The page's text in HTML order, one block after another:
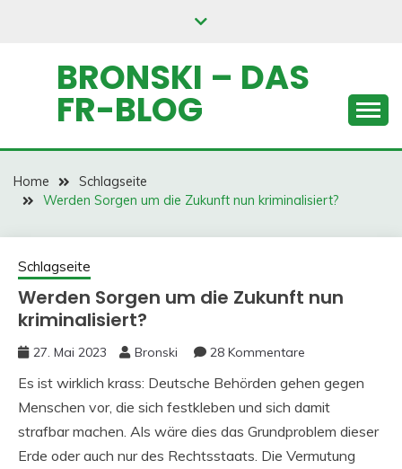
BRONSKI – DAS
FR-BLOG
Home
Schlagseite
Werden Sorgen um die Zukunft nun kriminalisiert?
Schlagseite
Werden Sorgen um die Zukunft nun
kriminalisiert?
27. Mai 2023 Bronski 28 Kommentare
Es ist wirklich krass: Deutsche Behörden gehen gegen
Menschen vor, die sich festkleben und sich damit
strafbar machen. Als wäre dies das Grundproblem dieser
Erde oder auch nur des Rechtsstaats. Die Vermutung